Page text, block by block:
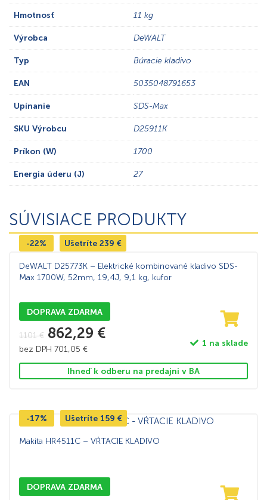
Hmotnosť 11 kg
Výrobca DeWALT
Typ Búracie kladivo
EAN 5035048791653
Upínanie SDS-Max
SKU Výrobcu D25911K
Príkon (W) 1700
Energia úderu (J) 27
SÚVISIACE PRODUKTY
-22% Ušetríte 239 €
DeWALT D25773K – Elektrické kombinované kladivo SDS-
Max 1700W, 52mm, 19,4J, 9,1 kg, kufor
DOPRAVA ZDARMA
1101€ 862,29 €
bez DPH 701,05 €
1 na sklade
Ihneď k odberu na predajni v BA
-17% Ušetríte 159 €
Makita HR4511C – VŔTACIE KLADIVO
DOPRAVA ZDARMA